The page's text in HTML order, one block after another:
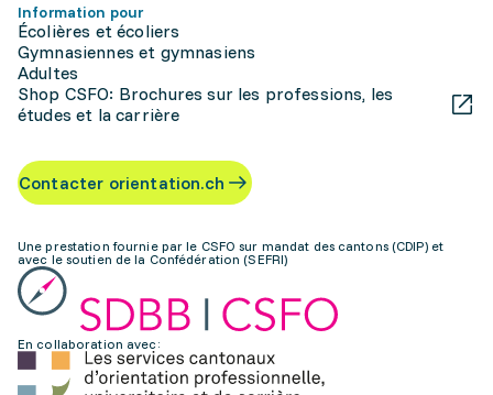
Information pour
Écolières et écoliers
Gymnasiennes et gymnasiens
Adultes
Shop CSFO: Brochures sur les professions, les
études et la carrière
Contacter orientation.ch
Une prestation fournie par le CSFO sur mandat des cantons (CDIP) et
avec le soutien de la Confédération (SEFRI)
En collaboration avec: